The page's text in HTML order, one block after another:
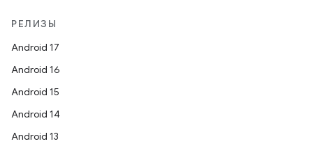
РЕЛИЗЫ
Android 17
Android 16
Android 15
Android 14
Android 13